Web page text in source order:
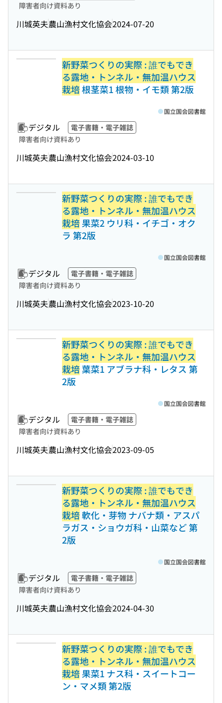
障害者向け資料あり
川城英夫農山漁村文化協会2024-07-20
新野菜つくりの実際 : 誰でもでき
る露地・トンネル・無加温ハウス
栽培根茎菜1 根物・イモ類 第2版
デジタル
電子書籍・電子雑誌
障害者向け資料あり
川城英夫農山漁村文化協会2024-03-10
国立国会図書館
新野菜つくりの実際 : 誰でもでき
る露地・トンネル・無加温ハウス
栽培果菜2 ウリ科・イチゴ・オク
ラ 第2版
デジタル
電子書籍・電子雑誌
障害者向け資料あり
川城英夫農山漁村文化協会2023-10-20
国立国会図書館
新野菜つくりの実際 : 誰でもでき
る露地・トンネル・無加温ハウス
栽培葉菜1 アブラナ科・レタス 第
2版
デジタル
電子書籍・電子雑誌
障害者向け資料あり
川城英夫農山漁村文化協会2023-09-05
国立国会図書館
新野菜つくりの実際 : 誰でもでき
る露地・トンネル・無加温ハウス
栽培軟化・芽物 ナバナ類・アスパ
ラガス・ショウガ科・山菜など 第
2版
デジタル
電子書籍・電子雑誌
障害者向け資料あり
川城英夫農山漁村文化協会2024-04-30
国立国会図書館
新野菜つくりの実際 : 誰でもでき
る露地・トンネル・無加温ハウス
栽培果菜1 ナス科・スイートコー
ン・マメ類 第2版